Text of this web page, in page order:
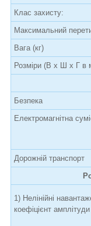
Клас захисту:
Максимальний
Вага (кг)
Розміри (В х Ш х Г в
Безпека
Електромагнітна
Дорожній транспорт
1) Нелінійні
коефіцієнт